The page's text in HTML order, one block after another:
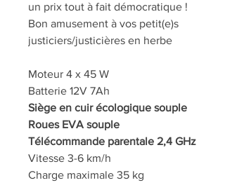
un prix tout à fait démocratique !
Bon amusement à vos petit(e)s
justiciers/justicières en herbe
Moteur 4 x 45 W
Batterie 12V 7Ah
Siège en cuir écologique souple
Roues EVA souple
Télécommande parentale 2,4 GHz
Vitesse 3-6 km/h
Charge maximale 35 kg